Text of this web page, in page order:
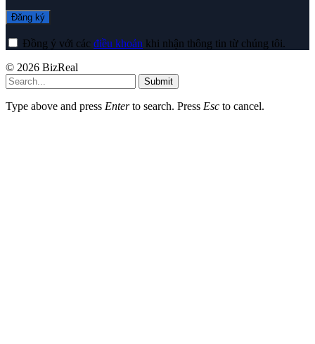
Đồng ý với các điều khoản khi nhận thông tin từ chúng tôi.
© 2026 BizReal
Submit
Type above and press Enterto search. Press Esc to cancel.